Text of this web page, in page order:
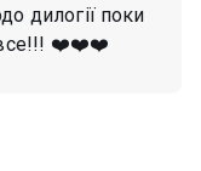
дилогії поки
все!!! ❤️❤️❤️